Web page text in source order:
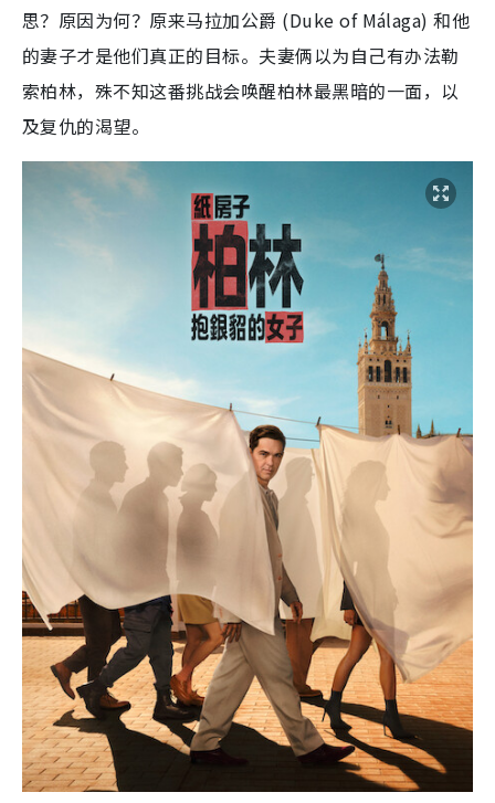
思？原因为何？原来马拉加公爵 (Duke of Málaga) 和他
的妻子才是他们真正的目标。夫妻俩以为自己有办法勒
索柏林，殊不知这番挑战会唤醒柏林最黑暗的一面，以
及复仇的渴望。